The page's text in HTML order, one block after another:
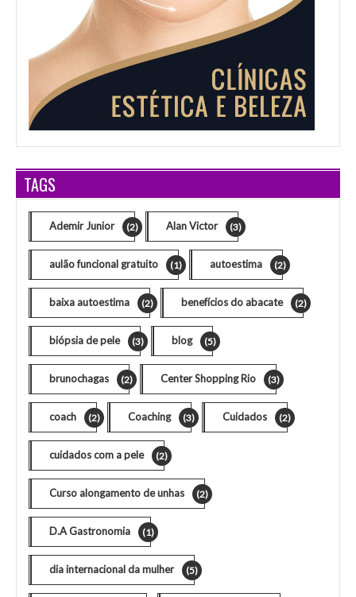
TAGS
Ademir Junior (2) Alan Victor (3)
aulão funcional gratuito (1) autoestima (2)
baixa autoestima (2) benefícios do abacate (2)
biópsia de pele (3) blog (5)
brunochagas (2) Center Shopping Rio (3)
coach (2) Coaching (3) Cuidados (2)
cuidados com a pele (2)
Curso alongamento de unhas (2)
D.A Gastronomia (1)
dia internacional da mulher (5)